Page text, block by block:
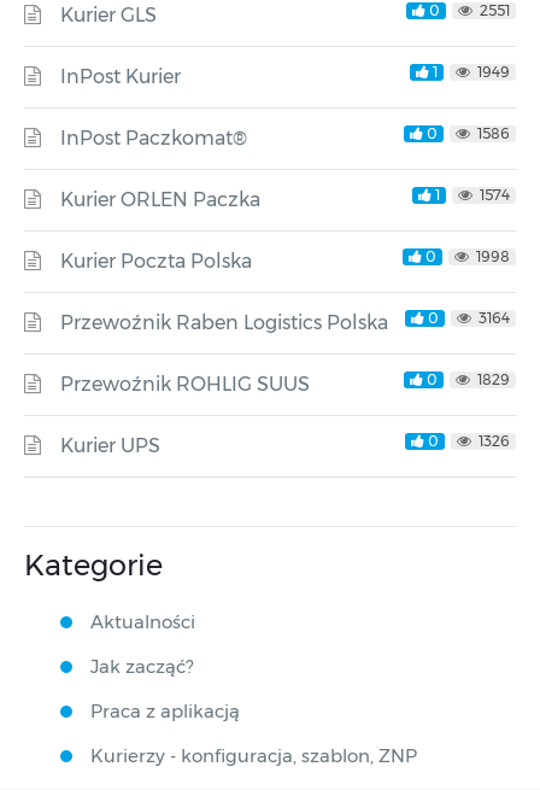
Kurier GLS 0 2551
InPost Kurier 1 1949
InPost Paczkomat® 0 1586
Kurier ORLEN Paczka 1 1574
Kurier Poczta Polska 0 1998
Przewoźnik Raben Logistics Polska 0 3164
Przewoźnik ROHLIG SUUS 0 1829
Kurier UPS 0 1326
Kategorie
Aktualności
Jak zacząć?
Praca z aplikacją
Kurierzy - konfiguracja, szablon, ZNP